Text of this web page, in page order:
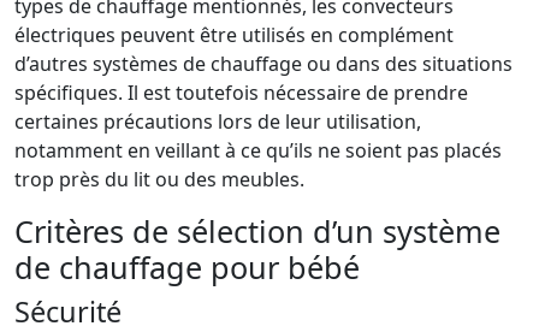
types de chauffage mentionnés, les convecteurs
électriques peuvent être utilisés en complément
d’autres systèmes de chauffage ou dans des situations
spécifiques. Il est toutefois nécessaire de prendre
certaines précautions lors de leur utilisation,
notamment en veillant à ce qu’ils ne soient pas placés
trop près du lit ou des meubles.
Critères de sélection d’un système
de chauffage pour bébé
Sécurité